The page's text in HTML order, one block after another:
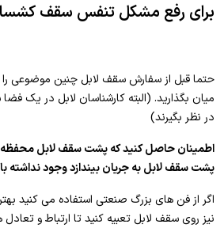
برای رفع مشکل تنفس سقف
حتما قبل از سفارش سقف لابل چنین موضوعی را
میان بگذارید. (البته کارشناسان لابل در یک
در نظر بگیرند)
اطمینان حاصل کنید که پشت سقف لابل محفظه
پشت سقف لابل به جریان بیندازد وجود نداشته
اگر از فن های بزرگ صنعتی استفاده می کنید
نیز روی سقف لابل تعبیه کنید تا ارتباط و